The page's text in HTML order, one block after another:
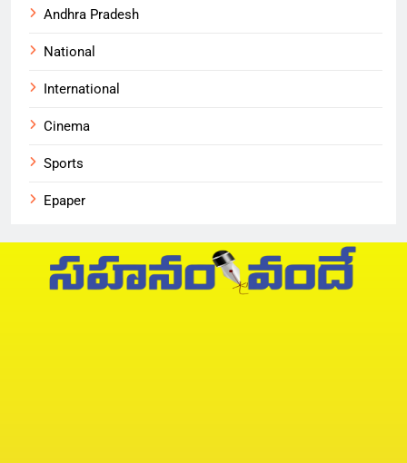
Andhra Pradesh
National
International
Cinema
Sports
Epaper